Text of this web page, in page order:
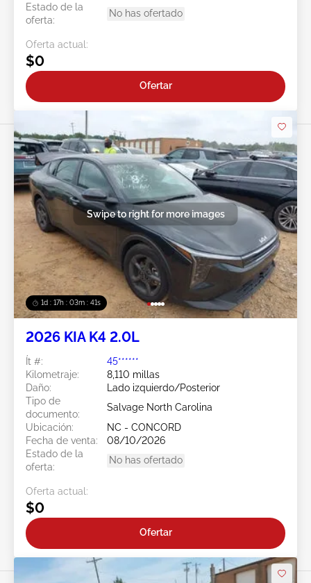
Estado de la
oferta:
No has ofertado
Oferta actual:
$0
Ofertar
1d : 17h : 03m : 38s
Swipe to right for more images
2026 KIA K4 2.0L
Ít #:
45******
Kilometraje:
8,110 millas
Daño:
Lado izquierdo/Posterior
Tipo de
documento:
Salvage North Carolina
Ubicación:
NC - CONCORD
Fecha de venta:
08/10/2026
Estado de la
oferta:
No has ofertado
Oferta actual:
$0
Ofertar